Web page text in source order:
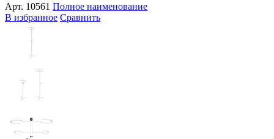
Арт. 10561 Полное наименование
В избранное Сравнить